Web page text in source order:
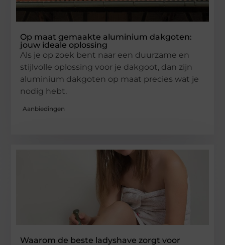
Op maat gemaakte aluminium dakgoten:
jouw ideale oplossing
Als je op zoek bent naar een duurzame en
stijlvolle oplossing voor je dakgoot, dan zijn
aluminium dakgoten op maat precies wat je
nodig hebt.
Aanbiedingen
Waarom de beste ladyshave zorgt voor